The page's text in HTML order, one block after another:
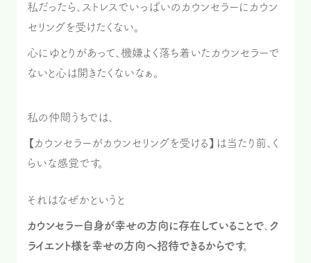
私だったら、ストレスでいっぱいのカウンセラーにカウン
セリングを受けたくない。
心にゆとりがあって、機嫌よく落ち着いたカウンセラーで
ないと心は開きたくないなぁ。
私の仲間うちでは、
【カウンセラーがカウンセリングを受ける】は当たり前、く
らいな感覚です。
それはなぜかというと
カウンセラー自身が幸せの方向に存在していることで、 ク
ライエント様を幸せの方向へ招待できるからです。